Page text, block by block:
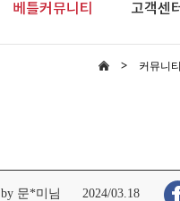
베틀커뮤니티 고객센터
커뮤니티
by 문*미님 2024/03.18